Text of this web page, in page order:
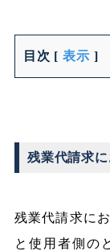
目次 [ 表示 ]
残業代請求
残業代請求に
と使用者側の